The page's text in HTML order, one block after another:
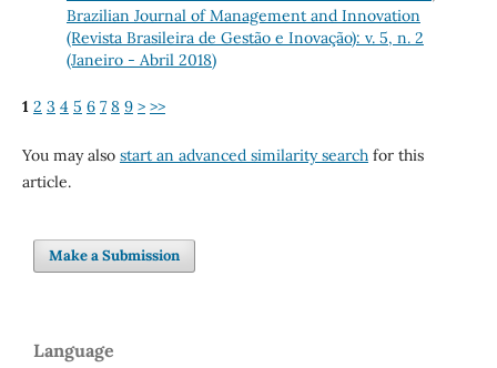
Brazilian Journal of Management and Innovation
(Revista Brasileira de Gestão e Inovação): v. 5, n. 2
(Janeiro - Abril 2018)
1 2 3 4 5 6 7 8 9 > >>
You may also start an advanced similarity searchfor this
article.
Make a Submission
Language